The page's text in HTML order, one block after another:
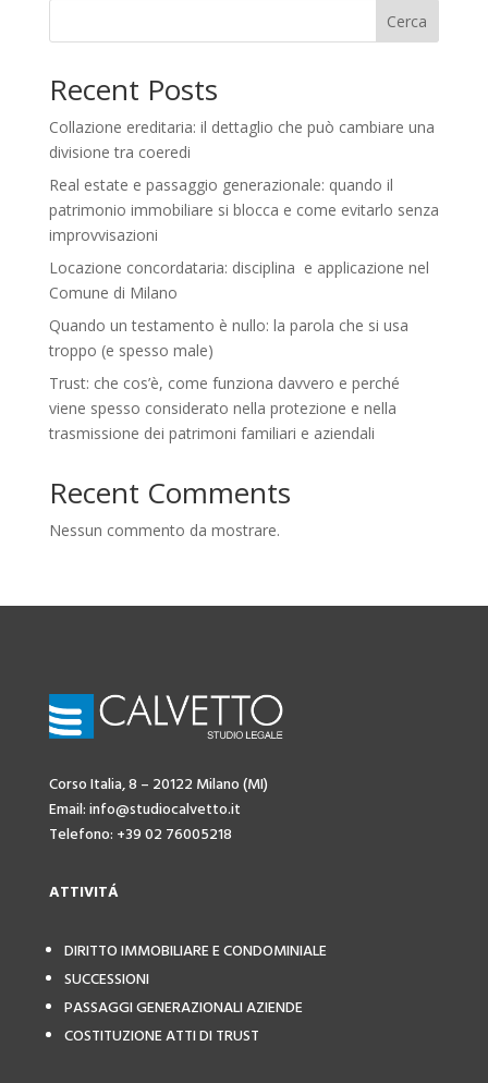
Cerca
Recent Posts
Collazione ereditaria: il dettaglio che può cambiare una
divisione tra coeredi
Real estate e passaggio generazionale: quando il
patrimonio immobiliare si blocca e come evitarlo senza
improvvisazioni
Locazione concordataria: disciplina e applicazione nel
Comune di Milano
Quando un testamento è nullo: la parola che si usa
troppo (e spesso male)
Trust: che cos’è, come funziona davvero e perché
viene spesso considerato nella protezione e nella
trasmissione dei patrimoni familiari e aziendali
Recent Comments
Nessun commento da mostrare.
Corso Italia, 8 – 20122 Milano (MI)
Email: info@studiocalvetto.it
Telefono: +39 02 76005218
ATTIVITÁ
DIRITTO IMMOBILIARE E CONDOMINIALE
SUCCESSIONI
PASSAGGI GENERAZIONALI AZIENDE
COSTITUZIONE ATTI DI TRUST